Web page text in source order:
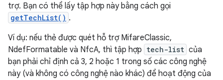
trợ. Bạn có thể lấy tập hợp này bằng cách gọi
getTechList() .
Ví dụ: nếu thẻ được quét hỗ trợ MifareClassic,
NdefFormatable và NfcA, thì tập hợp tech-list của
bạn phải chỉ định cả 3, 2 hoặc 1 trong số các công nghệ
này (và không có công nghệ nào khác) để hoạt động của